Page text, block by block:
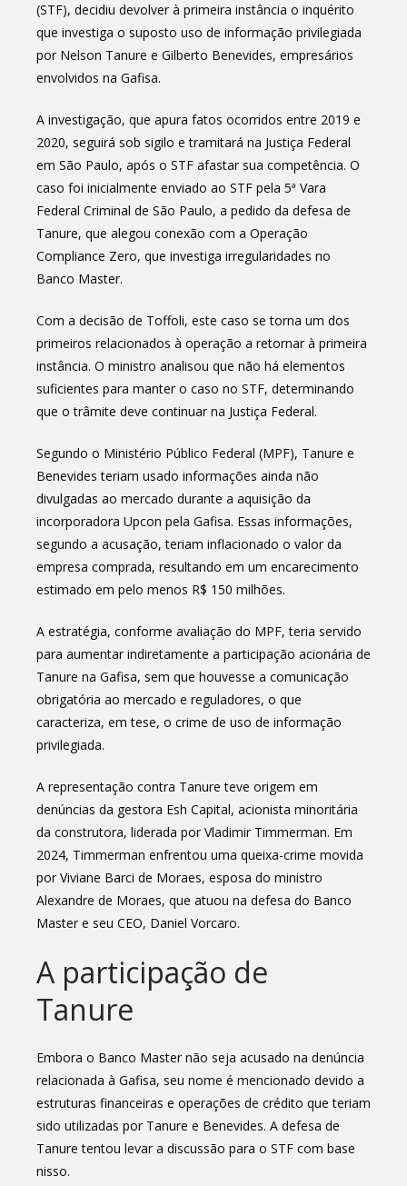
(STF), decidiu devolver à primeira instância o inquérito
que investiga o suposto uso de informação privilegiada
por Nelson Tanure e Gilberto Benevides, empresários
envolvidos na Gafisa.
A investigação, que apura fatos ocorridos entre 2019 e
2020, seguirá sob sigilo e tramitará na Justiça Federal
em São Paulo, após o STF afastar sua competência. O
caso foi inicialmente enviado ao STF pela 5ª Vara
Federal Criminal de São Paulo, a pedido da defesa de
Tanure, que alegou conexão com a Operação
Compliance Zero, que investiga irregularidades no
Banco Master.
Com a decisão de Toffoli, este caso se torna um dos
primeiros relacionados à operação a retornar à primeira
instância. O ministro analisou que não há elementos
suficientes para manter o caso no STF, determinando
que o trâmite deve continuar na Justiça Federal.
Segundo o Ministério Público Federal (MPF), Tanure e
Benevides teriam usado informações ainda não
divulgadas ao mercado durante a aquisição da
incorporadora Upcon pela Gafisa. Essas informações,
segundo a acusação, teriam inflacionado o valor da
empresa comprada, resultando em um encarecimento
estimado em pelo menos R$ 150 milhões.
A estratégia, conforme avaliação do MPF, teria servido
para aumentar indiretamente a participação acionária de
Tanure na Gafisa, sem que houvesse a comunicação
obrigatória ao mercado e reguladores, o que
caracteriza, em tese, o crime de uso de informação
privilegiada.
A representação contra Tanure teve origem em
denúncias da gestora Esh Capital, acionista minoritária
da construtora, liderada por Vladimir Timmerman. Em
2024, Timmerman enfrentou uma queixa-crime movida
por Viviane Barci de Moraes, esposa do ministro
Alexandre de Moraes, que atuou na defesa do Banco
Master e seu CEO, Daniel Vorcaro.
A participação de
Tanure
Embora o Banco Master não seja acusado na denúncia
relacionada à Gafisa, seu nome é mencionado devido a
estruturas financeiras e operações de crédito que teriam
sido utilizadas por Tanure e Benevides. A defesa de
Tanure tentou levar a discussão para o STF com base
nisso.